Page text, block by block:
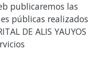
publicaremos las
públicas realizados
DE ALIS YAUYOS